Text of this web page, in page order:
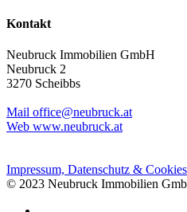
Kontakt
Neubruck Immobilien GmbH
Neubruck 2
3270 Scheibbs
Mail office@neubruck.at
Web www.neubruck.at
Impressum, Datenschutz & Cookies
© 2023 Neubruck Immobilien